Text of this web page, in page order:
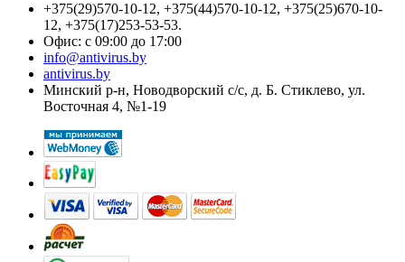
+375(29)570-10-12, +375(44)570-10-12, +375(25)670-10-
12, +375(17)253-53-53.
Офис: с 09:00 до 17:00
info@antivirus.by
antivirus.by
Минский р-н, Новодворский с/с, д. Б. Стиклево, ул.
Восточная 4, №1-19